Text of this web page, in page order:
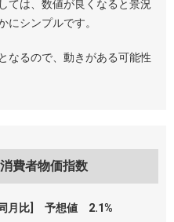
ては、数値が良くなると景況
にシンプルです。
なるので、動きがある可能性
費者物価指数
月比] 予想値 2.1%